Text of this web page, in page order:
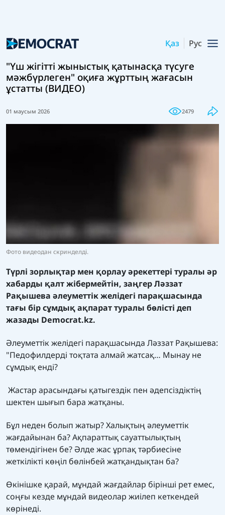
Қаз Рус
"Үш жігітті жыныстық қатынасқа түсуге
мәжбүрлеген" оқиға жұрттың жағасын
ұстатты (ВИДЕО)
01 маусым 2026 2479
Фото видеодан скринделді.
Түрлі зорлықтар мен қорлау әрекеттері туралы әр
хабарды қалт жібермейтін, заңгер Ләззат
Рақышева әлеуметтік желідегі парақшасында
тағы бір сұмдық ақпарат туралы бөлісті деп
жазады Democrat.kz.
Әлеуметтік желідегі парақшасында Ләззат Рақышева:
"Педофилдерді тоқтата алмай жатсақ… Мынау не
сұмдық енді?
Жастар арасындағы қатыгездік пен әдепсіздіктің
шектен шығып бара жатқаны.
Бұл неден болып жатыр? Халықтың әлеуметтік
жағдайынан ба? Ақпараттық сауаттылықтың
төмендігінен бе? Әлде жас ұрпақ тәрбиесіне
жеткілікті көңіл бөлінбей жатқандықтан ба?
Өкінішке қарай, мұндай жағдайлар бірінші рет емес,
соңғы кезде мұндай видеолар жиілеп кеткендей
көрінеді.